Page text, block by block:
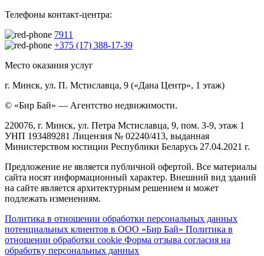
Телефоны контакт-центра:
7911
+375 (17) 388-17-39
Место оказания услуг
г. Минск, ул. П. Мстиславца, 9 («Дана Центр», 1 этаж)
© «Бир Бай» — Агентство недвижимости.
220076, г. Минск, ул. Петра Мстиславца, 9, пом. 3-9, этаж 1
УНП 193489281 Лицензия № 02240/413, выданная
Министерством юстиции Республики Беларусь 27.04.2021 г.
Предложение не является публичной офертой. Все материалы
сайта носят информационный характер. Внешний вид зданий
на сайте является архитектурным решением и может
подлежать изменениям.
Политика в отношении обработки персональных данных
потенциальных клиентов в ООО «Бир Бай» Политика в
отношении обработки cookie Форма отзыва согласия на
обработку персональных данных